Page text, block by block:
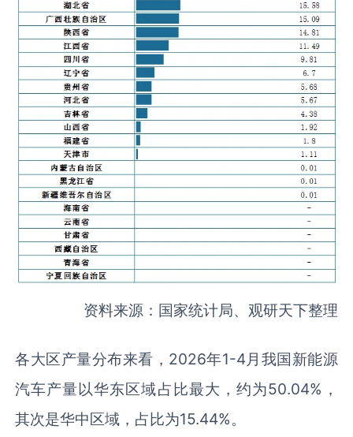
资料来源：国家统计局、观研天下整理
各大区产量分布来看，2026年1-4月我国新能源
汽车产量以华东区域占比最大，约为50.04%，
其次是华中区域，占比为15.44%。